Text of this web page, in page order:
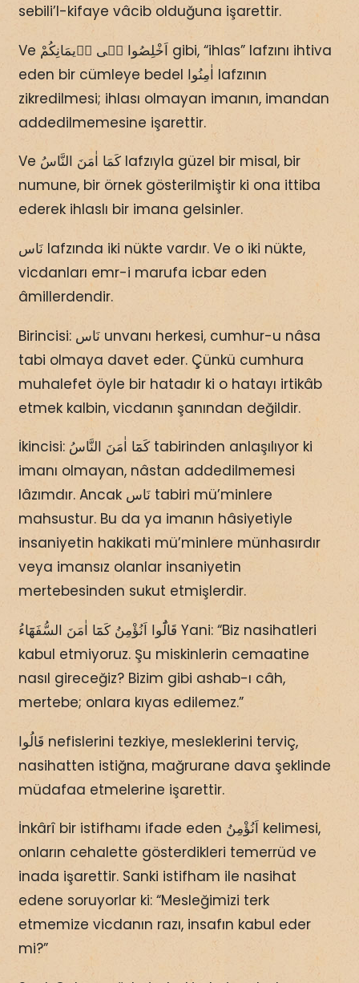
sebili’l-kifaye vâcib olduğuna işarettir.
Ve اَخْلِصُوا فٖى اٖيمَانِكُمْ gibi, “ihlas” lafzını ihtiva
eden bir cümleye bedel اٰمِنُوا lafzının
zikredilmesi; ihlası olmayan imanın, imandan
addedilmemesine işarettir.
Ve كَمَا اٰمَنَ النَّاسُ lafzıyla güzel bir misal, bir
numune, bir örnek gösterilmiştir ki ona ittiba
ederek ihlaslı bir imana gelsinler.
نَاس lafzında iki nükte vardır. Ve o iki nükte,
vicdanları emr-i marufa icbar eden
âmillerdendir.
Birincisi: نَاس unvanı herkesi, cumhur-u nâsa
tabi olmaya davet eder. Çünkü cumhura
muhalefet öyle bir hatadır ki o hatayı irtikâb
etmek kalbin, vicdanın şanından değildir.
İkincisi: كَمَٓا اٰمَنَ النَّاسُ tabirinden anlaşılıyor ki
imanı olmayan, nâstan addedilmemesi
lâzımdır. Ancak نَاس tabiri mü’minlere
mahsustur. Bu da ya imanın hâsiyetiyle
insaniyetin hakikati mü’minlere münhasırdır
veya imansız olanlar insaniyetin
mertebesinden sukut etmişlerdir.
قَالُٓوا اَنُؤْمِنُ كَمَٓا اٰمَنَ السُّفَهَٓاءُ Yani: “Biz nasihatleri
kabul etmiyoruz. Şu miskinlerin cemaatine
nasıl gireceğiz? Bizim gibi ashab-ı câh,
mertebe; onlara kıyas edilemez.”
قَالُوا nefislerini tezkiye, mesleklerini terviç,
nasihatten istiğna, mağrurane dava şeklinde
müdafaa etmelerine işarettir.
İnkârî bir istifhamı ifade eden اَنُؤْمِنُ kelimesi,
onların cehalette gösterdikleri temerrüd ve
inada işarettir. Sanki istifham ile nasihat
edene soruyorlar ki: “Mesleğimizi terk
etmemize vicdanın razı, insafın kabul eder
mi?”